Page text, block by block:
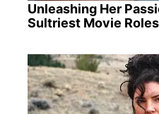
Unleashing Her
Sultriest Movie